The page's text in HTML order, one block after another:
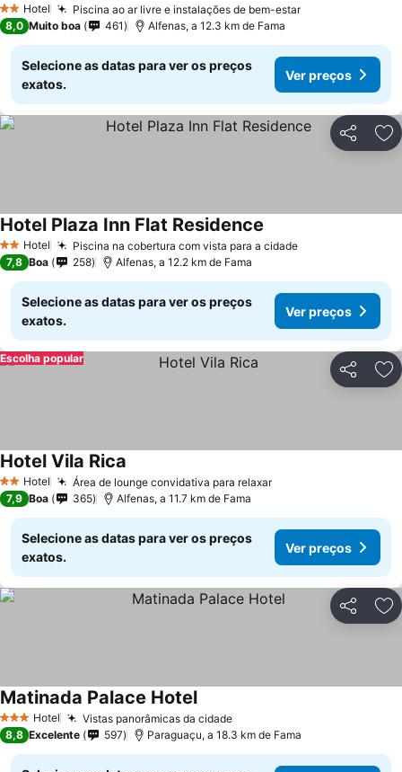
2 Estrelas
Hotel Piscina ao ar livre e instalações de bem-estar
8,0 Muito boa 461 Alfenas, a 12.3 km de Fama
Selecione as datas para ver os preços
exatos.
Ver preços
Partilhar
2 Estrelas
Hotel Piscina na cobertura com vista para a cidade
Hotel Plaza Inn Flat Residence
7,8 Boa 258 Alfenas, a 12.2 km de Fama
Selecione as datas para ver os preços
exatos.
Ver preços
Partilhar
Escolha popular
2 Estrelas
Hotel Área de lounge convidativa para relaxar
Hotel Vila Rica
7,9 Boa 365 Alfenas, a 11.7 km de Fama
Selecione as datas para ver os preços
exatos.
Ver preços
Partilhar
3 EstrelasHotel Vistas panorâmicas da cidade
Matinada Palace Hotel
8,8 Excelente 597 Paraguaçu, a 18.3 km de Fama